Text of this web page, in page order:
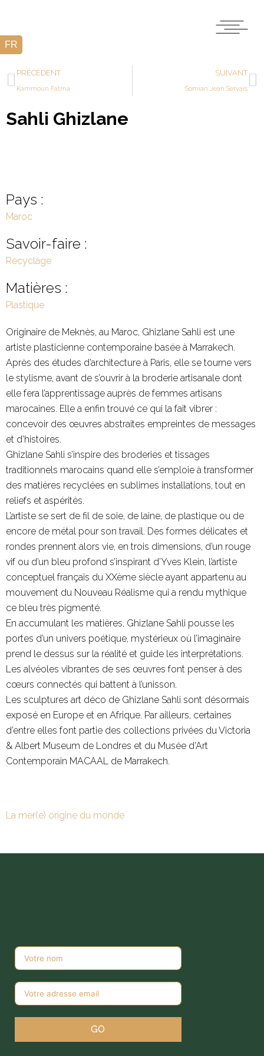
PRÉCÉDENT
Kammoun Fatma
SUIVANT
Somian Jean Servais
Sahli Ghizlane
Pays :
Maroc
Savoir-faire :
Recyclage
Matières :
Plastique
Originaire de Meknès, au Maroc, Ghizlane Sahli est une
artiste plasticienne contemporaine basée à Marrakech.
Après des études d’architecture à Paris, elle se tourne vers
le stylisme, avant de s’ouvrir à la broderie artisanale dont
elle fera l’apprentissage auprès de femmes artisans
marocaines. Elle a enfin trouvé ce qui la fait vibrer :
concevoir des œuvres abstraites empreintes de messages
et d’histoires.
Ghizlane Sahli s’inspire des broderies et tissages
traditionnels marocains quand elle s’emploie à transformer
des matières recyclées en sublimes installations, tout en
reliefs et aspérités.
L’artiste se sert de fil de soie, de laine, de plastique ou de
encore de métal pour son travail. Des formes délicates et
rondes prennent alors vie, en trois dimensions, d’un rouge
vif ou d’un bleu profond s’inspirant d’Yves Klein, l’artiste
conceptuel français du XXème siècle ayant appartenu au
mouvement du Nouveau Réalisme qui a rendu mythique
ce bleu très pigmenté.
En accumulant les matières, Ghizlane Sahli pousse les
portes d’un univers poétique, mystérieux où l’imaginaire
prend le dessus sur la réalité et guide les interprétations.
Les alvéoles vibrantes de ses œuvres font penser à des
cœurs connectés qui battent à l’unisson.
Les sculptures art déco de Ghizlane Sahli sont désormais
exposé en Europe et en Afrique. Par ailleurs, certaines
d’entre elles font partie des collections privées du Victoria
& Albert Museum de Londres et du Musée d’Art
Contemporain MACAAL de Marrakech.
La mer(e) origine du monde
GO